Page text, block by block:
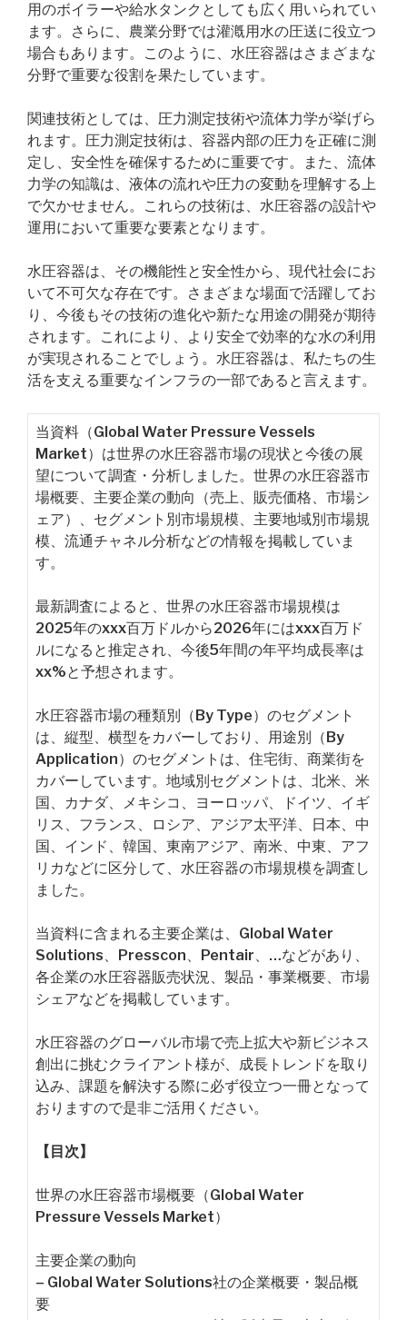
用のボイラーや給水タンクとしても広く用いられてい
ます。さらに、農業分野では灌漑用水の圧送に役立つ
場合もあります。このように、水圧容器はさまざまな
分野で重要な役割を果たしています。
関連技術としては、圧力測定技術や流体力学が挙げら
れます。圧力測定技術は、容器内部の圧力を正確に測
定し、安全性を確保するために重要です。また、流体
力学の知識は、液体の流れや圧力の変動を理解する上
で欠かせません。これらの技術は、水圧容器の設計や
運用において重要な要素となります。
水圧容器は、その機能性と安全性から、現代社会にお
いて不可欠な存在です。さまざまな場面で活躍してお
り、今後もその技術の進化や新たな用途の開発が期待
されます。これにより、より安全で効率的な水の利用
が実現されることでしょう。水圧容器は、私たちの生
活を支える重要なインフラの一部であると言えます。
当資料（Global Water Pressure Vessels
Market）は世界の水圧容器市場の現状と今後の展
望について調査・分析しました。世界の水圧容器市
場概要、主要企業の動向（売上、販売価格、市場シ
ェア）、セグメント別市場規模、主要地域別市場規
模、流通チャネル分析などの情報を掲載していま
す。
最新調査によると、世界の水圧容器市場規模は
2025年のxxx百万ドルから2026年にはxxx百万ド
ルになると推定され、今後5年間の年平均成長率は
xx%と予想されます。
水圧容器市場の種類別（By Type）のセグメント
は、縦型、横型をカバーしており、用途別（By
Application）のセグメントは、住宅街、商業街を
カバーしています。地域別セグメントは、北米、米
国、カナダ、メキシコ、ヨーロッパ、ドイツ、イギ
リス、フランス、ロシア、アジア太平洋、日本、中
国、インド、韓国、東南アジア、南米、中東、アフ
リカなどに区分して、水圧容器の市場規模を調査し
ました。
当資料に含まれる主要企業は、Global Water
Solutions、Presscon、Pentair、…などがあり、
各企業の水圧容器販売状況、製品・事業概要、市場
シェアなどを掲載しています。
水圧容器のグローバル市場で売上拡大や新ビジネス
創出に挑むクライアント様が、成長トレンドを取り
込み、課題を解決する際に必ず役立つ一冊となって
おりますので是非ご活用ください。
【目次】
世界の水圧容器市場概要（Global Water
Pressure Vessels Market）
主要企業の動向
– Global Water Solutions社の企業概要・製品概
要